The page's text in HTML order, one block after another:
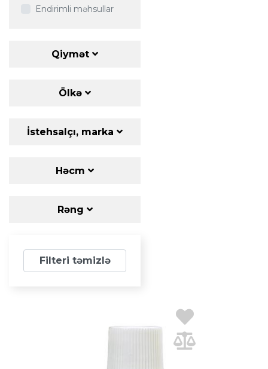
Endirimli məhsullar
Qiymət
Ölkə
İstehsalçı, marka
Həcm
Rəng
Filteri təmizlə